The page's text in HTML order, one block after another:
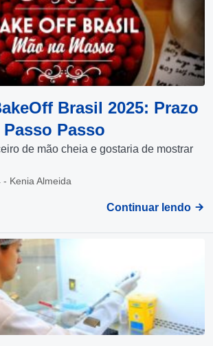
Brasil 2025: Prazo
Passo
de mão cheia e gostaria de mostrar
Kenia Almeida
Continuar lendo